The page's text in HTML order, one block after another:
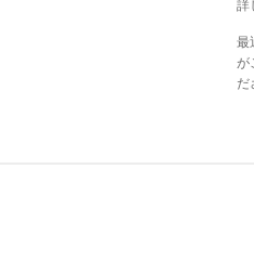
詳
最
が
だ